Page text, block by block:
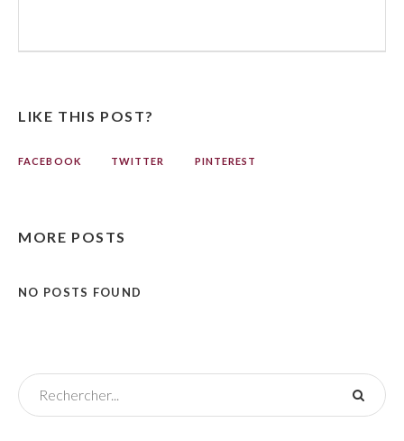
LIKE THIS POST?
FACEBOOK TWITTER PINTEREST
MORE POSTS
NO POSTS FOUND